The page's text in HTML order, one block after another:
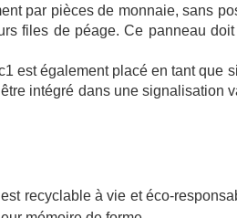
par pièces de monnaie, sans
files de péage. Ce panneau
est également placé en tant que
intégré dans une signalisation
recyclable à vie et éco-